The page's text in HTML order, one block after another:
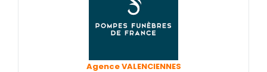
Nos capitons funéraires
Nos monuments
Agence VALENCIENNES